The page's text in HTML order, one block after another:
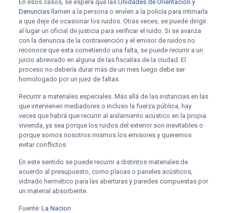
En esos casos, se espera que las Unidades de Orientación y
Denunciasllamen a la persona o envíen a la policía para intimarla
a que deje de ocasionar los ruidos. Otras veces, se puede dirigir
al lugar un oficial de justicia para verificar el ruido. Si se avanza
con la denuncia de la contravención y el emisor de ruidos no
reconoce que esta cometiendo una falta, se puede recurrir a un
juicio abreviado en alguna de las fiscalías de la ciudad. El
proceso no debería durar más de un mes luego debe ser
homologado por un juez de faltas.
Recurrir a materiales especiales. Más allá de las instancias en las
que intervienen mediadores o incluso la fuerza pública, hay
veces que habrá que recurrir al aislamiento acústico en la propia
vivienda, ya sea porque los ruidos del exterior son inevitables o
porque somos nosotros mismos los emisores y queremos
evitar conflictos.
En este sentido se puede recurrir a distintos materiales de
acuerdo al presupuesto, como placas o paneles acústicos,
vidriado hermético para las aberturas y paredes compuestas por
un material absorbente.
Fuente: La Nacion